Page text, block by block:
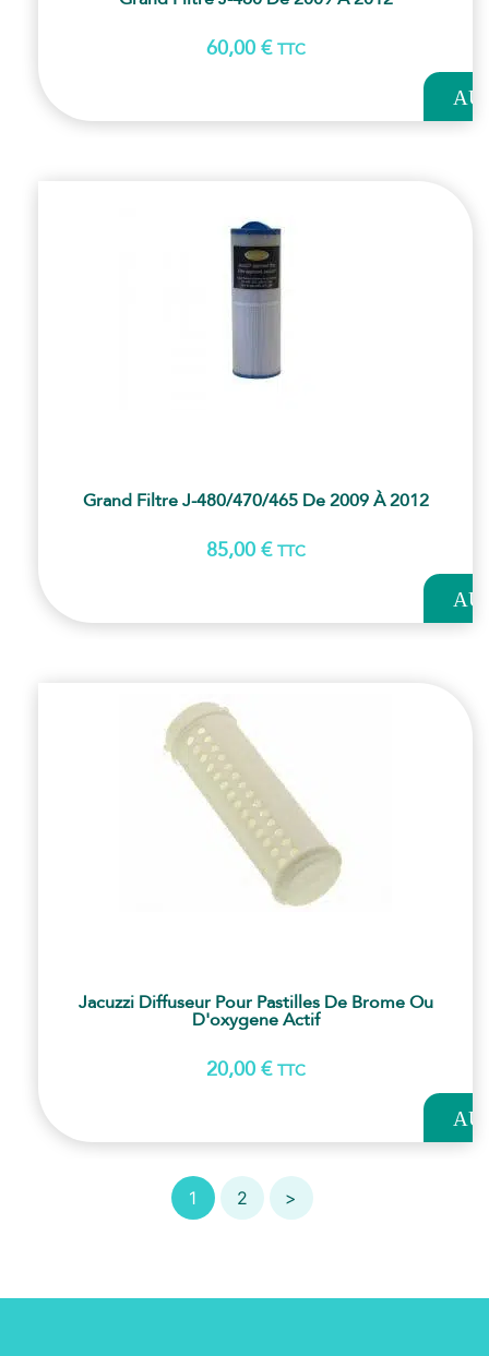
60,00 € TTC
AU
Grand Filtre J-480/470/465 De 2009 À 2012
85,00 € TTC
AU
Jacuzzi Diffuseur Pour Pastilles De Brome Ou
D'oxygene Actif
20,00 € TTC
AU
1 2 >